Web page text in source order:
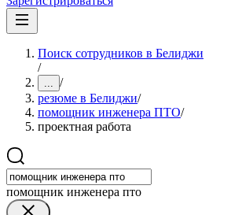
Поиск сотрудников в Белиджи
/
... /
резюме в Белиджи/
помощник инженера ПТО/
проектная работа
помощник инженера пто